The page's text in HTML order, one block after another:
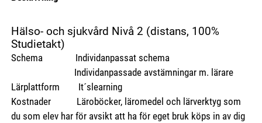
Hälso- och sjukvård Nivå 2 (distans, 100%
Studietakt)
Schema Individanpassat schema
Individanpassade avstämningar m. lärare
Lärplattform It´slearning
Kostnader Läroböcker, läromedel och lärverktyg som
du som elev har för avsikt att ha för eget bruk köps in av dig